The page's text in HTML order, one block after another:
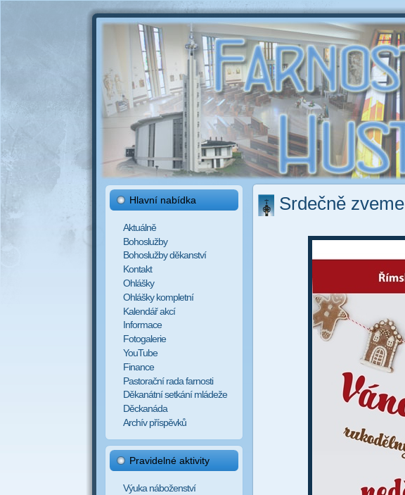
Hlavní nabídka
Aktuálně
Bohoslužby
Bohoslužby děkanství
Kontakt
Ohlášky
Ohlášky kompletní
Kalendář akcí
Informace
Fotogalerie
YouTube
Finance
Pastorační rada farnosti
Děkanátní setkání mládeže
Děckanáda
Archív příspěvků
Pravidelné aktivity
Výuka náboženství
Srdečně zveme